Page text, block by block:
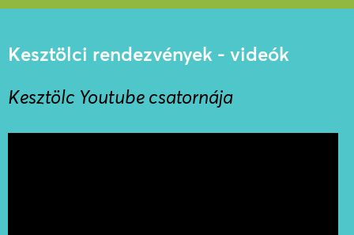
Kesztölci rendezvények - videók
Kesztölc Youtube csatornája